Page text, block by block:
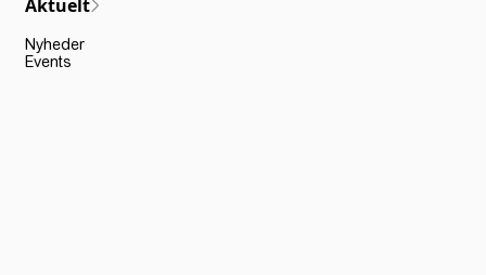
Aktuelt
Nyheder
Events